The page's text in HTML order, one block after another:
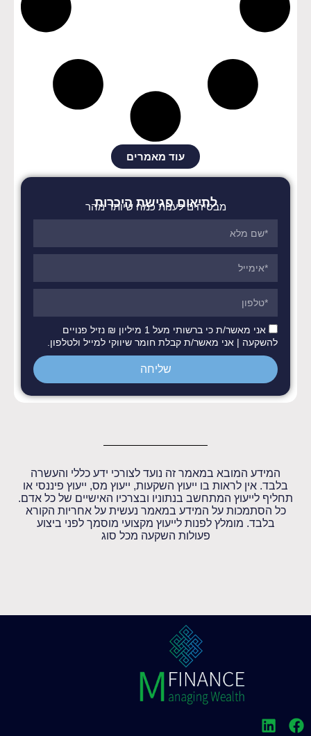
עוד מאמרים
לתיאום פגישת היכרות
מבטיחים לענות כמה שיותר מהר
אני מאשר/ת כי ברשותי מעל 1 מיליון ₪ נזיל פנויים
להשקעה | אני מאשר/ת קבלת חומר שיווקי למייל ולטלפון.
שליחה
המידע המובא במאמר זה נועד לצורכי ידע כללי והעשרה
בלבד. אין לראות בו ייעוץ השקעות, ייעוץ מס, ייעוץ פיננסי או
תחליף לייעוץ המתחשב בנתוניו ובצרכיו האישיים של כל אדם.
כל הסתמכות על המידע במאמר נעשית על אחריות הקורא
בלבד. מומלץ לפנות לייעוץ מקצועי מוסמך לפני ביצוע
פעולות השקעה מכל סוג